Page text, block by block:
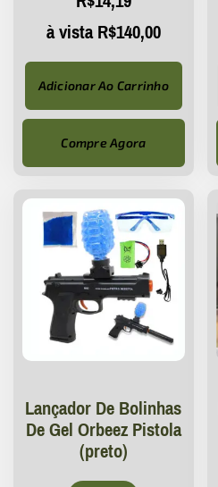
à vistaR$140,00
Adicionar Ao Carrinho
Compre Agora
Lançador De Bolinhas
De Gel Orbeez Pistola
(preto)